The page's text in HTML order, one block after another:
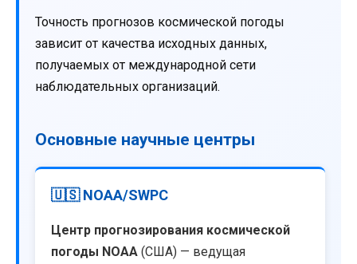
Точность прогнозов космической погоды
зависит от качества исходных данных,
получаемых от международной сети
наблюдательных организаций.
Основные научные центры
🇺🇸 NOAA/SWPC
Центр прогнозирования космической
погоды NOAA (США) — ведущая